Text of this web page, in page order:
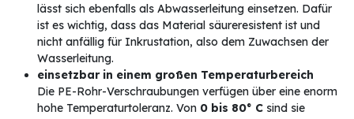
lässt sich ebenfalls als Abwasserleitung einsetzen. Dafür
ist es wichtig, dass das Material säureresistent ist und
nicht anfällig für Inkrustation, also dem Zuwachsen der
Wasserleitung.
einsetzbar in einem großen Temperaturbereich
Die PE-Rohr-Verschraubungen verfügen über eine enorm
hohe Temperaturtoleranz. Von 0 bis 80° C sind sie